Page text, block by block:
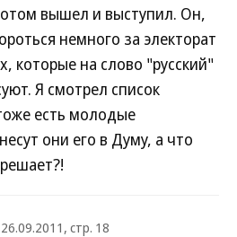
вышел и выступил. Он,
немного за электорат
которые на слово "русский"
Я смотрел список
есть молодые
они его в Думу, а что
стр. 18